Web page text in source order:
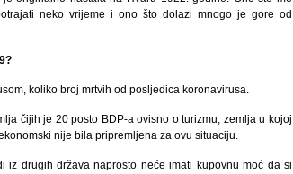
neko vrijeme i ono što dolazi mnogo je gore od
koliko broj mrtvih od posljedica koronavirusa.
čijih je 20 posto BDP-a ovisno o turizmu, zemlja u kojoj
nije bila pripremljena za ovu situaciju.
iz drugih država naprosto neće imati kupovnu moć da si